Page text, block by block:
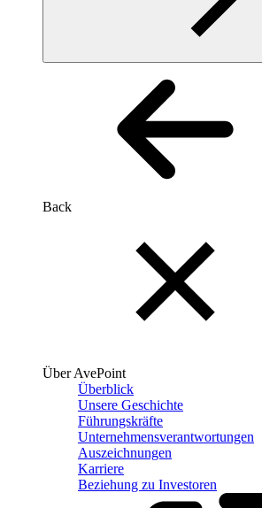
Back
Über AvePoint
Überblick
Unsere Geschichte
Führungskräfte
Unternehmensverantwortungen
Auszeichnungen
Karriere
Beziehung zu Investoren